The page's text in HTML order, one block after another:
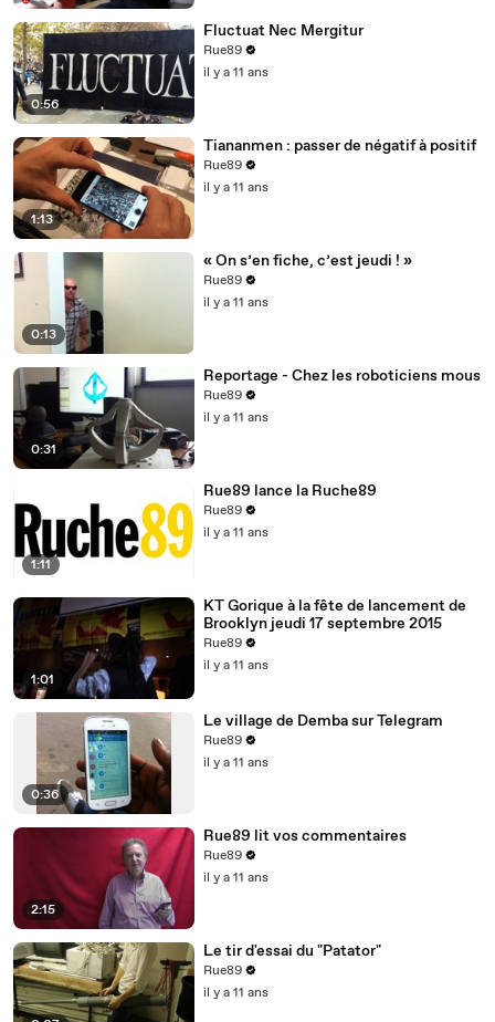
0:56
Fluctuat Nec Mergitur
Rue89
il y a 11 ans
1:13
Tiananmen : passer de négatif à positif
Rue89
il y a 11 ans
0:13
« On s’en fiche, c’est jeudi ! »
Rue89
il y a 11 ans
0:31
Reportage - Chez les roboticiens mous
Rue89
il y a 11 ans
1:11
Rue89 lance la Ruche89
Rue89
il y a 11 ans
1:01
KT Gorique à la fête de lancement de
Brooklyn jeudi 17 septembre 2015
Rue89
il y a 11 ans
0:36
Le village de Demba sur Telegram
Rue89
il y a 11 ans
2:15
Rue89 lit vos commentaires
Rue89
il y a 11 ans
Le tir d'essai du "Patator"
Rue89
il y a 11 ans